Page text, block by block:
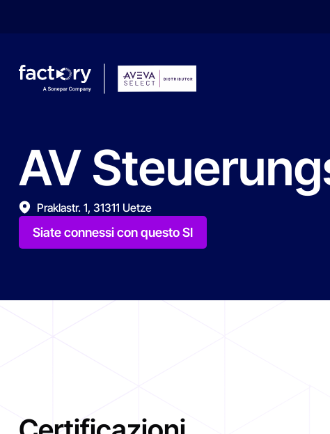
Che cosa sta cercando ?
AV
Praklastr. 1, 31311 Uetze
Siate connessi con questo SI